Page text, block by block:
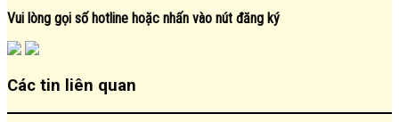
Vui lòng gọi số hotline hoặc nhấn vào nút đăng ký
Các tin liên quan